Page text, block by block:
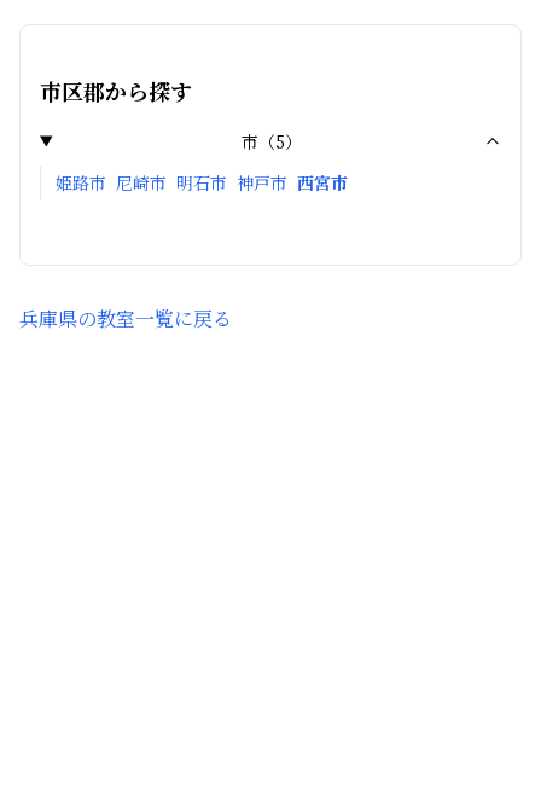
市区郡から探す
市 （5）
姫路市 尼崎市 明石市 神戸市 西宮市
兵庫県の教室一覧に戻る